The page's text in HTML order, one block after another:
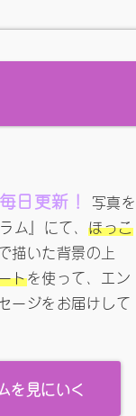
日更新！
写真を
ム』にて、ほっこ
描いた背景の上
トを使って、エン
ージをお届けして
を見にいく